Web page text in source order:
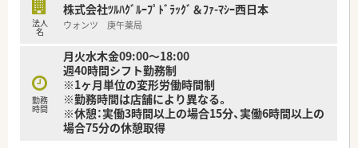
法人
名
株式会社ﾂﾙﾊｸﾞﾙｰﾌﾟﾄﾞﾗｯｸﾞ＆ﾌｧ-ﾏｼｰ西日本
ウォンツ 庚午薬局
勤務
時間
月火水木金09:00～18:00
週40時間シフト勤務制
※1ヶ月単位の変形労働時間制
※勤務時間は店舗により異なる。
※休憩：実働3時間以上の場合15分、実働6時間以上の
場合75分の休憩取得